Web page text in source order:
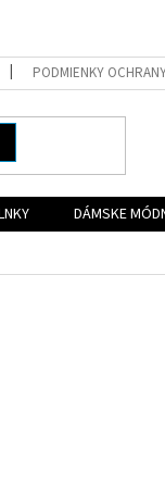
PODMIENKY
DÁMSKE